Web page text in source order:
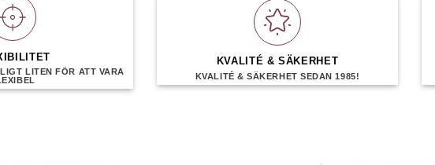
LITEN FÖR ATT VARA
KVALITÉ & SÄKERHET
KVALITÉ & SÄKERHET SEDAN 1985!